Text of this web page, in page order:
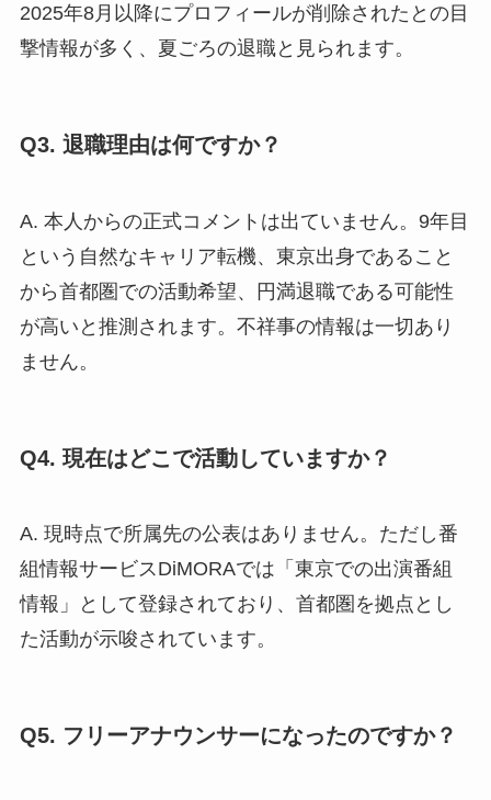
2025年8月以降にプロフィールが削除されたとの目
撃情報が多く、夏ごろの退職と見られます。
Q3. 退職理由は何ですか？
A. 本人からの正式コメントは出ていません。9年目
という自然なキャリア転機、東京出身であること
から首都圏での活動希望、円満退職である可能性
が高いと推測されます。不祥事の情報は一切あり
ません。
Q4. 現在はどこで活動していますか？
A. 現時点で所属先の公表はありません。ただし番
組情報サービスDiMORAでは「東京での出演番組
情報」として登録されており、首都圏を拠点とし
た活動が示唆されています。
Q5. フリーアナウンサーになったのですか？